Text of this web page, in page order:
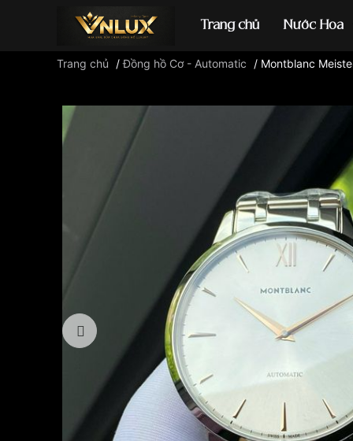
Trang chủ Nước Hoa
Đồng hồ casio
Trang chủ /Đồng hồ Cơ - Automatic / Montblanc